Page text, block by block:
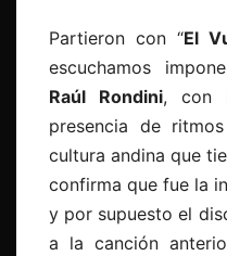
Partieron con “El
escuchamos
Raúl Rondini, con
presencia de
cultura andina que
confirma que fue la
y por supuesto el
a la canción